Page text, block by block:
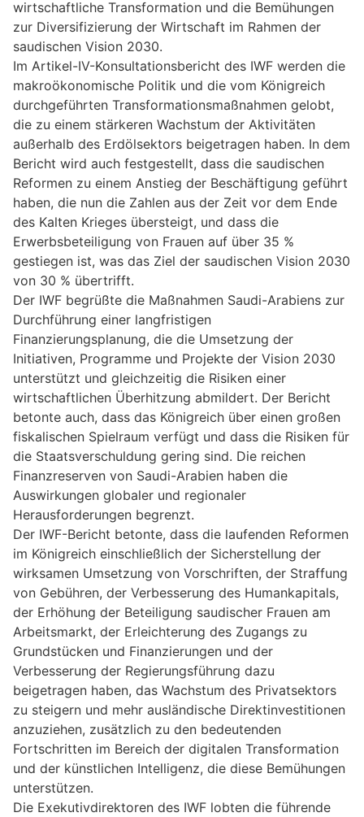
wirtschaftliche Transformation und die Bemühungen
zur Diversifizierung der Wirtschaft im Rahmen der
saudischen Vision 2030.
Im Artikel-IV-Konsultationsbericht des IWF werden die
makroökonomische Politik und die vom Königreich
durchgeführten Transformationsmaßnahmen gelobt,
die zu einem stärkeren Wachstum der Aktivitäten
außerhalb des Erdölsektors beigetragen haben. In dem
Bericht wird auch festgestellt, dass die saudischen
Reformen zu einem Anstieg der Beschäftigung geführt
haben, die nun die Zahlen aus der Zeit vor dem Ende
des Kalten Krieges übersteigt, und dass die
Erwerbsbeteiligung von Frauen auf über 35 %
gestiegen ist, was das Ziel der saudischen Vision 2030
von 30 % übertrifft.
Der IWF begrüßte die Maßnahmen Saudi-Arabiens zur
Durchführung einer langfristigen
Finanzierungsplanung, die die Umsetzung der
Initiativen, Programme und Projekte der Vision 2030
unterstützt und gleichzeitig die Risiken einer
wirtschaftlichen Überhitzung abmildert. Der Bericht
betonte auch, dass das Königreich über einen großen
fiskalischen Spielraum verfügt und dass die Risiken für
die Staatsverschuldung gering sind. Die reichen
Finanzreserven von Saudi-Arabien haben die
Auswirkungen globaler und regionaler
Herausforderungen begrenzt.
Der IWF-Bericht betonte, dass die laufenden Reformen
im Königreich einschließlich der Sicherstellung der
wirksamen Umsetzung von Vorschriften, der Straffung
von Gebühren, der Verbesserung des Humankapitals,
der Erhöhung der Beteiligung saudischer Frauen am
Arbeitsmarkt, der Erleichterung des Zugangs zu
Grundstücken und Finanzierungen und der
Verbesserung der Regierungsführung dazu
beigetragen haben, das Wachstum des Privatsektors
zu steigern und mehr ausländische Direktinvestitionen
anzuziehen, zusätzlich zu den bedeutenden
Fortschritten im Bereich der digitalen Transformation
und der künstlichen Intelligenz, die diese Bemühungen
unterstützen.
Die Exekutivdirektoren des IWF lobten die führende